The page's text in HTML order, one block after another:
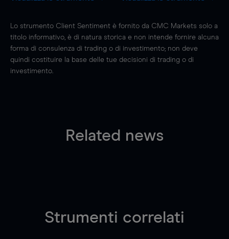
Lo strumento Client Sentiment è fornito da CMC Markets solo a
titolo informativo, è di natura storica e non intende fornire alcuna
forma di consulenza di trading o di investimento; non deve
quindi costituire la base delle tue decisioni di trading o di
investimento.
Related news
Strumenti correlati